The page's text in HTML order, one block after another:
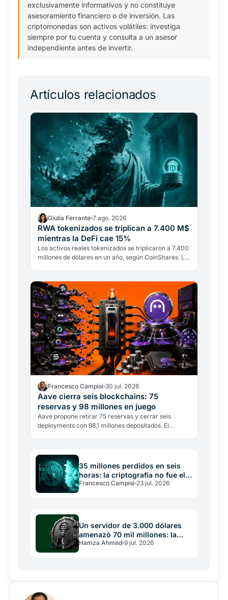
exclusivamente informativos y no constituye
asesoramiento financiero o de inversión. Las
criptomonedas son activos volátiles: investiga
siempre por tu cuenta y consulta a un asesor
independiente antes de invertir.
Artículos relacionados
Giulia Ferrante 7 ago. 2026
RWA tokenizados se triplican a 7.400 M$
mientras la DeFi cae 15%
Los activos reales tokenizados se triplicaron a 7.400
millones de dólares en un año, según CoinShares. La
Francesco Campisi 30 jul. 2026
Aave cierra seis blockchains: 75
reservas y 98 millones en juego
Aave propone retirar 75 reservas y cerrar seis
deployments con 98,1 millones depositados. El
35 millones perdidos en seis
horas: la criptografía no fue el
problema
Francesco Campisi 23 jul. 2026
Un servidor de 3.000 dólares
amenazó 70 mil millones: la
falla de Aptos
Hamza Ahmed 9 jul. 2026